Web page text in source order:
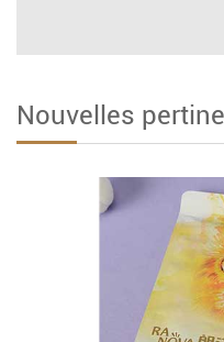
Nouvelles